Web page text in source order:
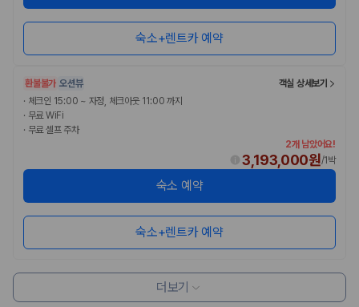
숙소+렌트카 예약
환불불가 오션뷰
객실 상세보기
· 체크인 15:00 ~ 자정, 체크아웃 11:00 까지
· 무료 WiFi
· 무료 셀프 주차
2개 남았어요!
3,193,000원/1박
숙소 예약
숙소+렌트카 예약
더보기